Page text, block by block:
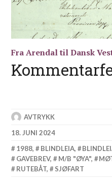
Fra Arendal til Dansk
AVTRYKK
18. JUNI 2024
1988, BLINDLEIA,
GAVEBREV, M/B "ØYA",
RUTEBÅT, SJØFART